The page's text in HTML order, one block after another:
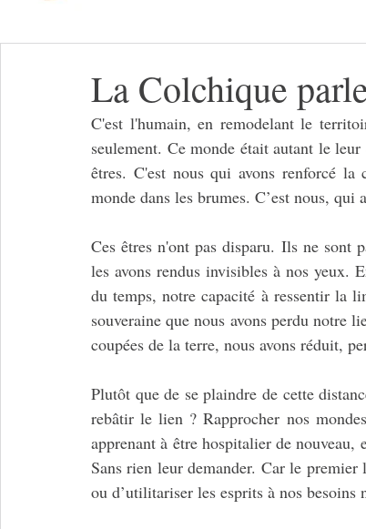
La Colchique
C'est l'humain, en remodelant le
seulement. Ce monde était autant le
êtres. C'est nous qui avons renforcé la
monde dans les brumes. C’est nous, qui
Ces êtres n'ont pas disparu. Ils ne sont
les avons rendus invisibles à nos yeux.
du temps, notre capacité à ressentir la
souveraine que nous avons perdu notre
coupées de la terre, nous avons réduit,
Plutôt que de se plaindre de cette
rebâtir le lien ? Rapprocher nos
apprenant à être hospitalier de nouveau,
Sans rien leur demander. Car le
ou d’utilitariser les esprits à nos